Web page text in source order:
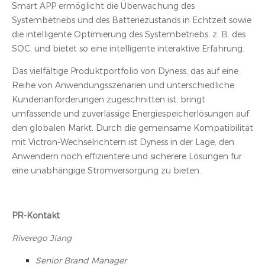
Smart APP ermöglicht die Überwachung des
Systembetriebs und des Batteriezustands in Echtzeit sowie
die intelligente Optimierung des Systembetriebs, z. B. des
SOC, und bietet so eine intelligente interaktive Erfahrung.
Das vielfältige Produktportfolio von Dyness, das auf eine
Reihe von Anwendungsszenarien und unterschiedliche
Kundenanforderungen zugeschnitten ist, bringt
umfassende und zuverlässige Energiespeicherlösungen auf
den globalen Markt. Durch die gemeinsame Kompatibilität
mit Victron-Wechselrichtern ist Dyness in der Lage, den
Anwendern noch effizientere und sicherere Lösungen für
eine unabhängige Stromversorgung zu bieten.
PR-Kontakt
Riverego Jiang
Senior Brand Manager